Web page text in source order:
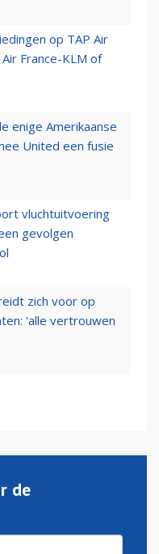
op TAP Air
France-KLM of
enige Amerikaanse
United een fusie
vluchtuitvoering
gevolgen
zich voor op
'alle vertrouwen
de